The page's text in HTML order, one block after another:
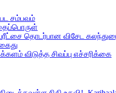
சம்பவம்
தொடர்பான விசேட
விடுத்த சிவப்பு எச்சரிக்கை